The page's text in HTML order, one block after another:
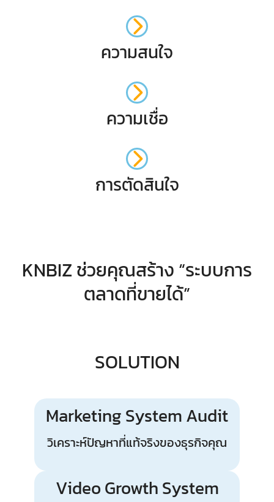
ความสนใจ
ความเชื่อ
การตัดสินใจ
KNBIZ ช่วยคุณสร้าง “ระบบการ
ตลาดที่ขายได้”
SOLUTION
Marketing System Audit
วิเคราะห์ปัญหาที่แท้จริงของธุรกิจคุณ
Video Growth System